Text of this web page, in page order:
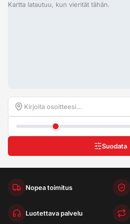
Kartta latautuu, kun vierität tähän.
Suodata
Nopea toimitus
Luotettava palvelu